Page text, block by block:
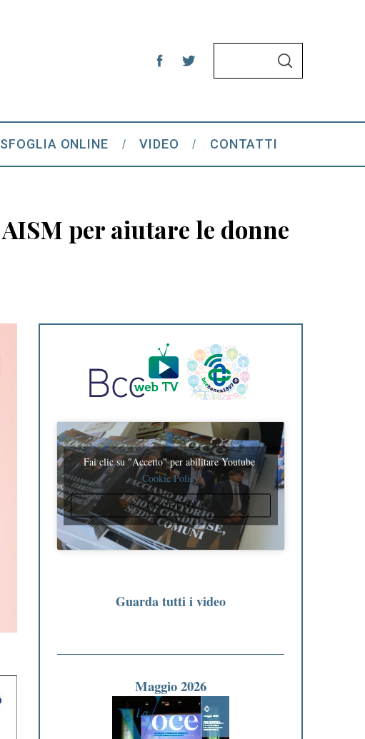
h
f
:
S
SFOGLIA ONLINE VIDEO CONTATTI
per aiutare le donne
Fai clic su "Accetto" per abilitare Youtube
Cookie Policy
ACCETTO
Guarda tutti i video
Maggio 2026